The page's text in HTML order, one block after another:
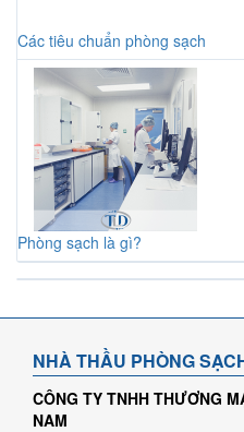
Các tiêu chuẩn phòng sạch
Phòng sạch là gì?
NHÀ THẦU PHÒNG
CÔNG TY TNHH THƯƠNG
NAM